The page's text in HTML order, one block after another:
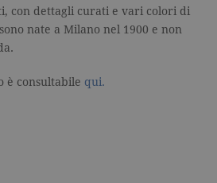
con dettagli curati e vari colori di
nate a Milano nel 1900 e non
è consultabile qui.